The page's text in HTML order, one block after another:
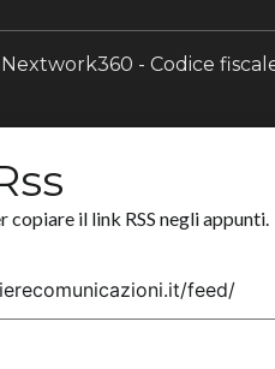
Nextwork360 - Codice
copiare il link RSS negli appunti.